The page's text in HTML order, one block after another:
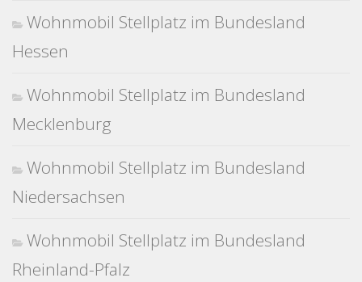
Wohnmobil Stellplatz im Bundesland
Hessen
Wohnmobil Stellplatz im Bundesland
Mecklenburg
Wohnmobil Stellplatz im Bundesland
Niedersachsen
Wohnmobil Stellplatz im Bundesland
Rheinland-Pfalz